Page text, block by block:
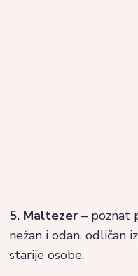
5. Maltezer – poznat
nežan i odan, odličan
starije osobe.